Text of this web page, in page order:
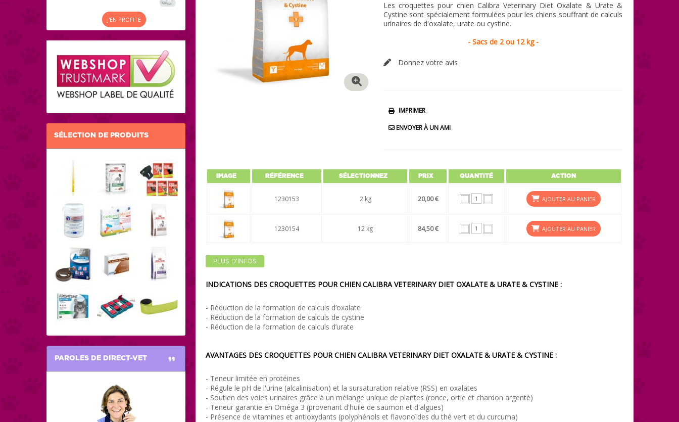
J'EN PROFITE
SÉLECTION DE PRODUITS
PAROLES DE DIRECT-VET
Les croquettes pour chien Calibra Veterinary Diet Oxalate & Urate &
Cystine sont spécialement formulées pour les chiens souffrant de calculs
urinaires de d'oxalate, urate ou cystine.
- Sacs de 2 ou 12 kg -
Donnez votre avis
IMPRIMER
ENVOYER À UN AMI
IMAGE RÉFÉRENCE SÉLECTIONNEZ PRIX QUANTITÉ ACTION
1230153 2 kg 20,00 € AJOUTER AU PANIER
1230154 12 kg 84,50 € AJOUTER AU PANIER
PLUS D'INFOS
INDICATIONS DES CROQUETTES POUR CHIEN CALIBRA VETERINARY DIET OXALATE & URATE & CYSTINE :
- Réduction de la formation de calculs d’oxalate
- Réduction de la formation de calculs de cystine
- Réduction de la formation de calculs d’urate
AVANTAGES DES CROQUETTES POUR CHIEN CALIBRA VETERINARY DIET OXALATE & URATE & CYSTINE :
- Teneur limitée en protéines
- Régule le pH de l'urine (alcalinisation) et la sursaturation relative (RSS) en oxalates
- Soutien des voies urinaires grâce à un mélange unique de plantes (ronce, ortie et chardon argenté)
- Teneur garantie en Oméga 3 (provenant d'huile de saumon et d'algues)
- Présence de vitamines et antioxydants (polyphénols et flavonoïdes du thé vert et du curcuma)